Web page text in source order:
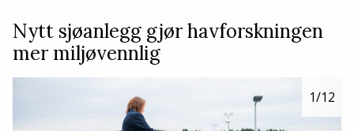
Nytt sjøanlegg gjør havforskningen
mer miljøvennlig
1/12